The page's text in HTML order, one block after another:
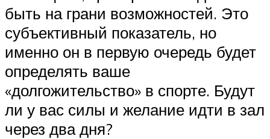
быть на грани возможностей. Это
субъективный показатель, но
именно он в первую очередь будет
определять ваше
«долгожительство» в спорте. Будут
ли у вас силы и желание идти в зал
через два дня?